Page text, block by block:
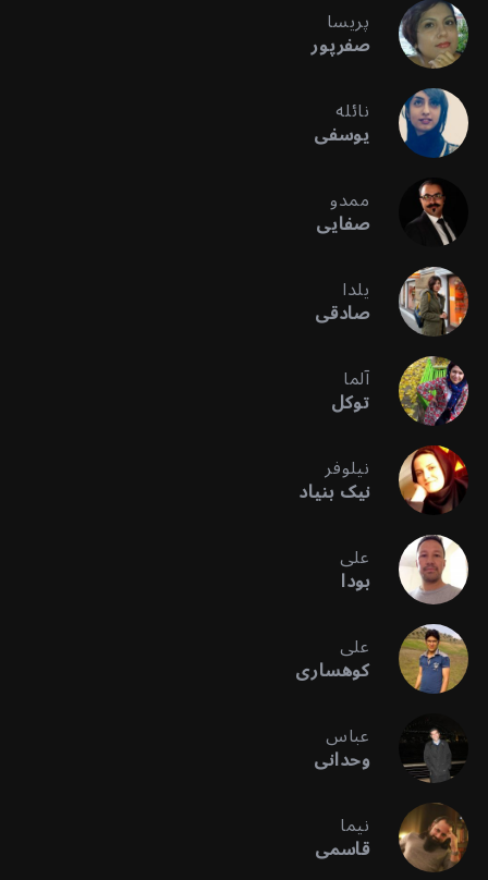
پریسا
صفرپور
نائله
یوسفی
ممدو
صفایی
یلدا
صادقی
آلما
توکل
نیلوفر
نیک بنیاد
علی
بودا
علی
کوهساری
عباس
وحدانی
نیما
قاسمی